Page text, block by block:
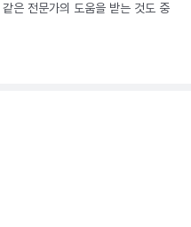
은 전문가의 도움을 받는 것도 중